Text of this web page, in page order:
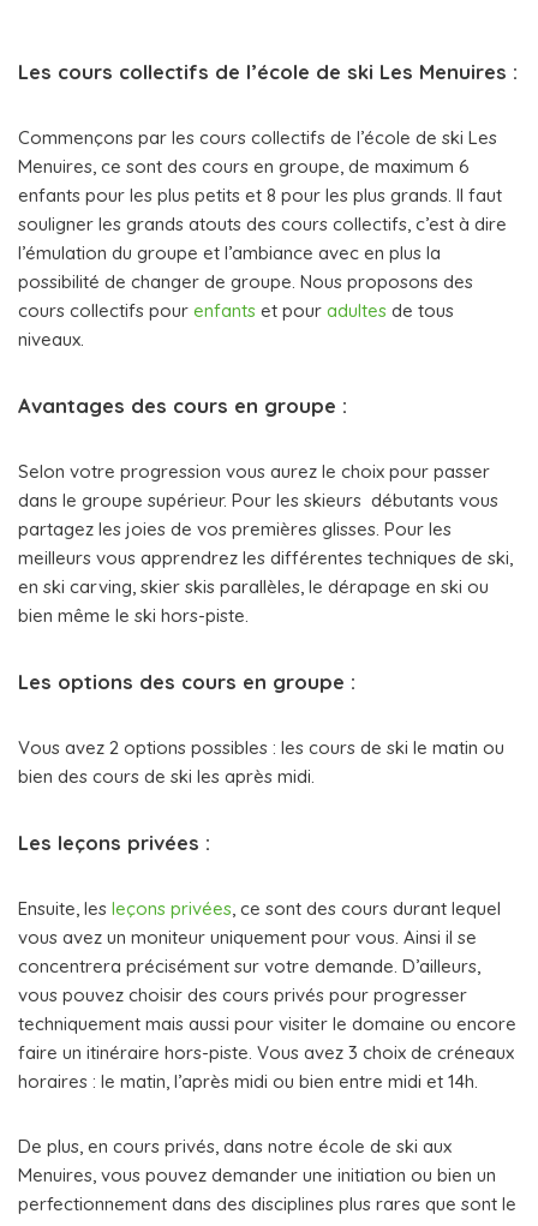
Les cours collectifs de l’école de ski Les Menuires :
Commençons par les cours collectifs de l’école de ski Les
Menuires, ce sont des cours en groupe, de maximum 6
enfants pour les plus petits et 8 pour les plus grands. Il faut
souligner les grands atouts des cours collectifs, c’est à dire
l’émulation du groupe et l’ambiance avec en plus la
possibilité de changer de groupe. Nous proposons des
cours collectifs pour enfants et pour adultes de tous
niveaux.
Avantages des cours en groupe :
Selon votre progression vous aurez le choix pour passer
dans le groupe supérieur. Pour les skieurs débutants vous
partagez les joies de vos premières glisses. Pour les
meilleurs vous apprendrez les différentes techniques de ski,
en ski carving, skier skis parallèles, le dérapage en ski ou
bien même le ski hors-piste.
Les options des cours en groupe :
Vous avez 2 options possibles : les cours de ski le matin ou
bien des cours de ski les après midi.
Les leçons privées :
Ensuite, les leçons privées, ce sont des cours durant lequel
vous avez un moniteur uniquement pour vous. Ainsi il se
concentrera précisément sur votre demande. D’ailleurs,
vous pouvez choisir des cours privés pour progresser
techniquement mais aussi pour visiter le domaine ou encore
faire un itinéraire hors-piste. Vous avez 3 choix de créneaux
horaires : le matin, l’après midi ou bien entre midi et 14h.
De plus, en cours privés, dans notre école de ski aux
Menuires, vous pouvez demander une initiation ou bien un
perfectionnement dans des disciplines plus rares que sont le